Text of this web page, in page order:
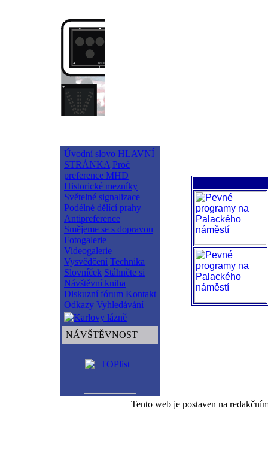
Úvodní slovo HLAVNÍ
STRÁNKA Proč
preference MHD
Historické mezníky
Světelné signalizace
Podélné dělící prahy
Antipreference
Smějeme se s dopravou
Fotogalerie
Videogalerie
Vysvědčení Technika
Slovníček Stáhněte si
Návštěvní kniha
Diskuzní fórum Kontakt
Odkazy Vyhledávání
NÁVŠTĚVNOST
Tento web je postaven na